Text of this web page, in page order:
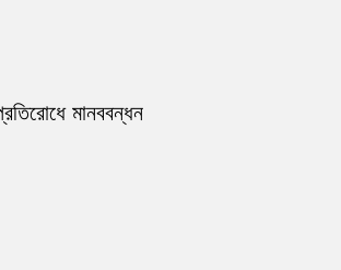
মানববন্ধন